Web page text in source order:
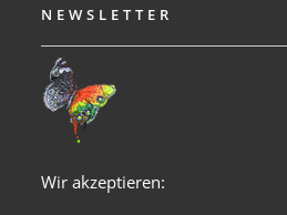
NEWSLETTER
Wir akzeptieren: